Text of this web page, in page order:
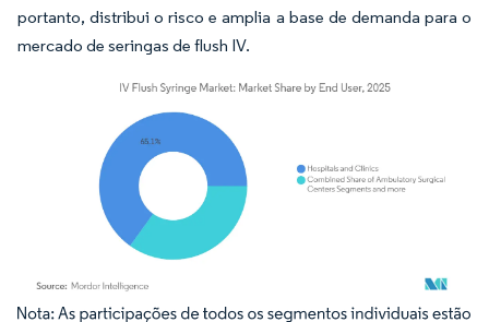
portanto, distribui o risco e amplia a base de demanda para o
mercado de seringas de flush IV.